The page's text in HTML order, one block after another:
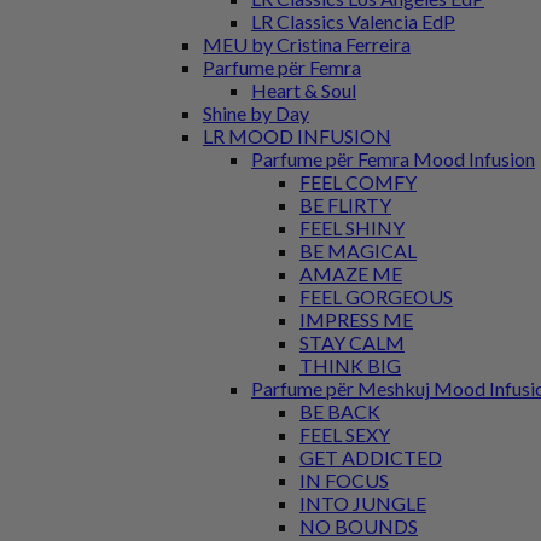
LR Classics Valencia EdP
MEU by Cristina Ferreira
Parfume për Femra
Heart & Soul
Shine by Day
LR MOOD INFUSION
Parfume për Femra Mood Infusion
FEEL COMFY
BE FLIRTY
FEEL SHINY
BE MAGICAL
AMAZE ME
FEEL GORGEOUS
IMPRESS ME
STAY CALM
THINK BIG
Parfume për Meshkuj Mood
BE BACK
FEEL SEXY
GET ADDICTED
IN FOCUS
INTO JUNGLE
NO BOUNDS